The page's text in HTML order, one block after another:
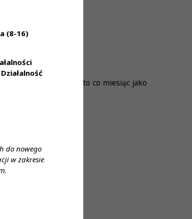
(8-16)
do nowego
w zakresie
oraz 1500 zł brutto co miesiąc jako